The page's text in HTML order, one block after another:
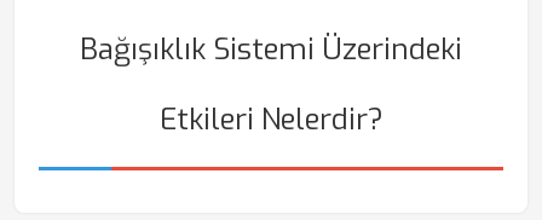
Bağışıklık Sistemi Üzerindeki
Etkileri Nelerdir?